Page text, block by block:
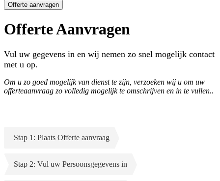
Offerte aanvragen
Offerte Aanvragen
Vul uw gegevens in en wij nemen zo snel mogelijk contact
met u op.
Om u zo goed mogelijk van dienst te zijn, verzoeken wij u om uw
offerteaanvraag zo volledig mogelijk te omschrijven en in te vullen..
Stap 1: Plaats Offerte aanvraag
Stap 2: Vul uw Persoonsgegevens in